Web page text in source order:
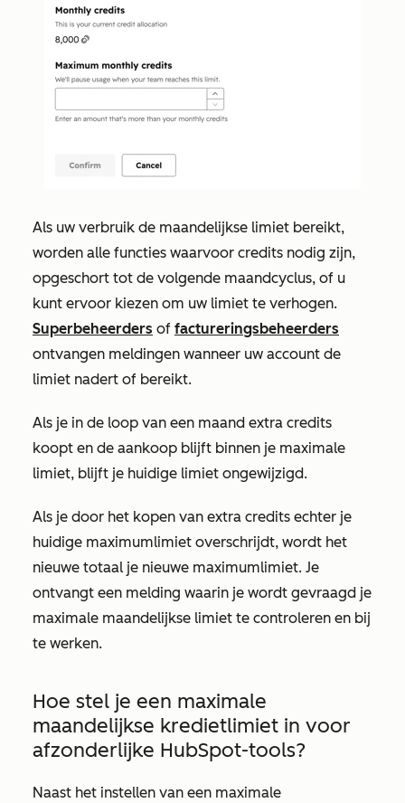
Als uw verbruik de maandelijkse limiet bereikt,
worden alle functies waarvoor credits nodig zijn,
opgeschort tot de volgende maandcyclus, of u
kunt ervoor kiezen om uw limiet te verhogen.
Superbeheerders of factureringsbeheerders
ontvangen meldingen wanneer uw account de
limiet nadert of bereikt.
Als je in de loop van een maand extra credits
koopt en de aankoop blijft binnen je maximale
limiet, blijft je huidige limiet ongewijzigd.
Als je door het kopen van extra credits echter je
huidige maximumlimiet overschrijdt, wordt het
nieuwe totaal je nieuwe maximumlimiet. Je
ontvangt een melding waarin je wordt gevraagd je
maximale maandelijkse limiet te controleren en bij
te werken.
Hoe stel je een maximale
maandelijkse kredietlimiet in voor
afzonderlijke HubSpot-tools?
Naast het instellen van een maximale